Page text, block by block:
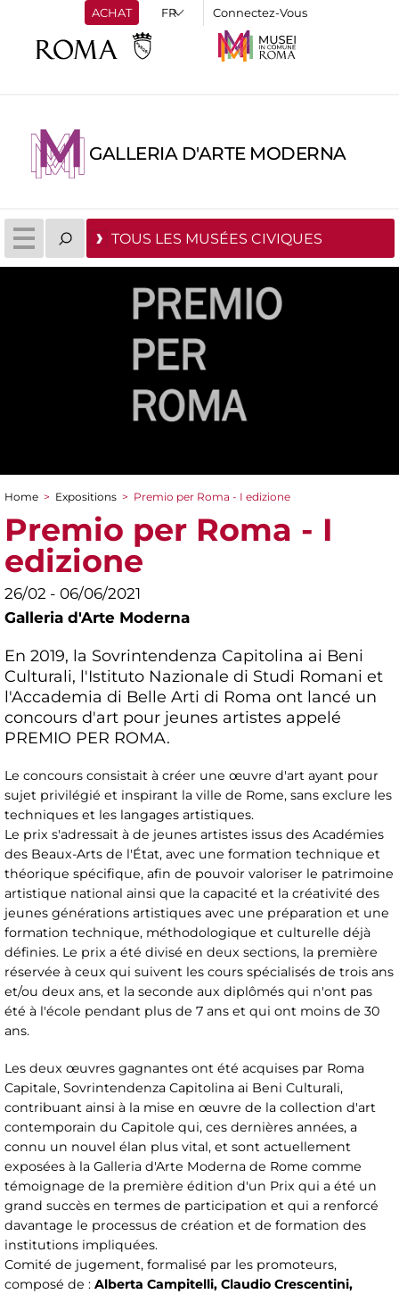
ACHAT Connectez-Vous
GALLERIA D'ARTE MODERNA
TOUS LES MUSÉES CIVIQUES
You are here
Home > Expositions > Premio per Roma - I edizione
Premio per Roma - I
edizione
26/02 - 06/06/2021
Galleria d'Arte Moderna
En 2019, la Sovrintendenza Capitolina ai Beni
Culturali, l'Istituto Nazionale di Studi Romani et
l'Accademia di Belle Arti di Roma ont lancé un
concours d'art pour jeunes artistes appelé
PREMIO PER ROMA.
Le concours consistait à créer une œuvre d'art ayant pour
sujet privilégié et inspirant la ville de Rome, sans exclure les
techniques et les langages artistiques.
Le prix s'adressait à de jeunes artistes issus des Académies
des Beaux-Arts de l'État, avec une formation technique et
théorique spécifique, afin de pouvoir valoriser le patrimoine
artistique national ainsi que la capacité et la créativité des
jeunes générations artistiques avec une préparation et une
formation technique, méthodologique et culturelle déjà
définies. Le prix a été divisé en deux sections, la première
réservée à ceux qui suivent les cours spécialisés de trois ans
et/ou deux ans, et la seconde aux diplômés qui n'ont pas
été à l'école pendant plus de 7 ans et qui ont moins de 30
ans.
Les deux œuvres gagnantes ont été acquises par Roma
Capitale, Sovrintendenza Capitolina ai Beni Culturali,
contribuant ainsi à la mise en œuvre de la collection d'art
contemporain du Capitole qui, ces dernières années, a
connu un nouvel élan plus vital, et sont actuellement
exposées à la Galleria d'Arte Moderna de Rome comme
témoignage de la première édition d'un Prix qui a été un
grand succès en termes de participation et qui a renforcé
davantage le processus de création et de formation des
institutions impliquées.
Comité de jugement, formalisé par les promoteurs,
composé de : Alberta Campitelli, Claudio Crescentini,